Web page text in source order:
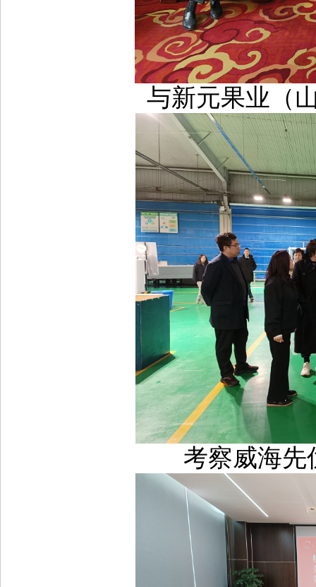
与新元果业（
考察威海先